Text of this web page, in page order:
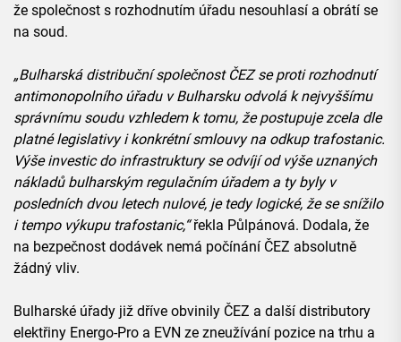
že společnost s rozhodnutím úřadu nesouhlasí a obrátí se
na soud.
„Bulharská distribuční společnost ČEZ se proti rozhodnutí
antimonopolního úřadu v Bulharsku odvolá k nejvyššímu
správnímu soudu vzhledem k tomu, že postupuje zcela dle
platné legislativy i konkrétní smlouvy na odkup trafostanic.
Výše investic do infrastruktury se odvíjí od výše uznaných
nákladů bulharským regulačním úřadem a ty byly v
posledních dvou letech nulové, je tedy logické, že se snížilo
i tempo výkupu trafostanic,“řekla Půlpánová. Dodala, že
na bezpečnost dodávek nemá počínání ČEZ absolutně
žádný vliv.
Bulharské úřady již dříve obvinily ČEZ a další distributory
elektřiny Energo-Pro a EVN ze zneužívání pozice na trhu a